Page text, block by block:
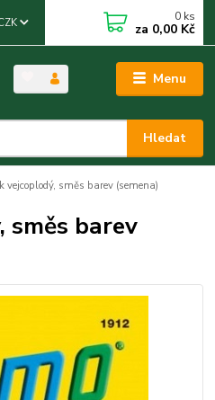
Menu
Hledat
0 ks
za 0,00 Kč
vejcoplodý, směs barev (semena)
směs barev